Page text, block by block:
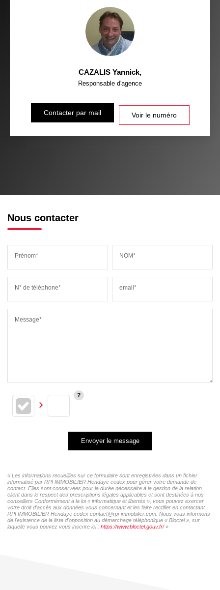
CAZALIS Yannick,
Responsable d'agence
Contacter par mail Voir le numéro
Nous contacter
Prénom* NOM*
N° de téléphone* email*
Message*
Envoyer le message
« Les informations recueillies sur ce formulaire sont enregistrées dans un fichier
informatisé par RPI IMMOBILIER Hendaye cedex pour gérer votre demande de
contact. Elles sont conservées pour la durée nécessaire à la gestion de la relation
client dans le respect des prescriptions légales applicables et sont destinées à nos
conseillers Conformément à la loi « informatique et libertés », vous pouvez exercer
votre droit d'accès aux données vous concernant et les faire rectifier en contactant
RPI IMMOBILIER Hendaye cedex contact@rpi-immobilier.com. Nous vous informons
de l'existence de la liste d'opposition au démarchage téléphonique « Bloctel », sur
laquelle vous pouvez vous inscrire ici : https://www.bloctel.gouv.fr/»